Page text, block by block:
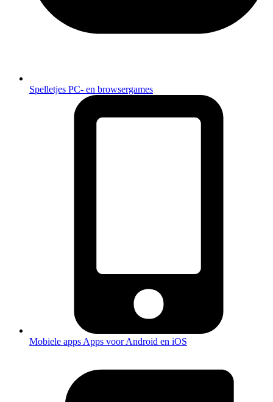
Spelletjes PC- en browsergames
Mobiele apps Apps voor Android en iOS